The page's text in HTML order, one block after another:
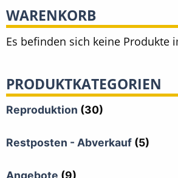
WARENKORB
Es befinden sich keine Produkte
PRODUKTKATEGORIEN
Reproduktion (30)
Restposten - Abverkauf (5)
Angebote (9)